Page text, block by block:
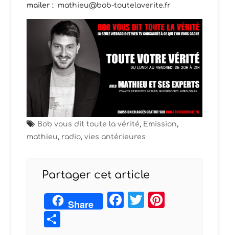
mailer : mathieu@bob-toutelaverite.fr
Bob vous dit toute la vérité, Emission,
mathieu, radio,vies antérieures
Partager cet article
Share Facebook
Twitter